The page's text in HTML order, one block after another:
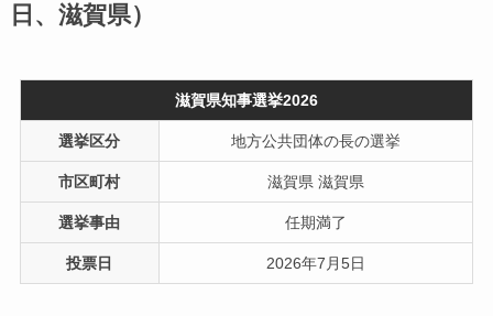
日、滋賀県）
滋賀県知事選挙2026
選挙区分 地方公共団体の長の選挙
市区町村 滋賀県 滋賀県
選挙事由 任期満了
投票日 2026年7月5日